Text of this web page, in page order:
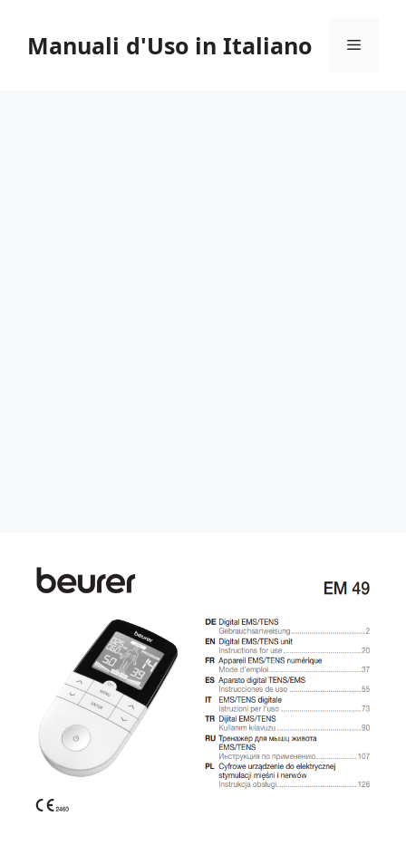
contenuto
Manuali d'Uso in Italiano Menu